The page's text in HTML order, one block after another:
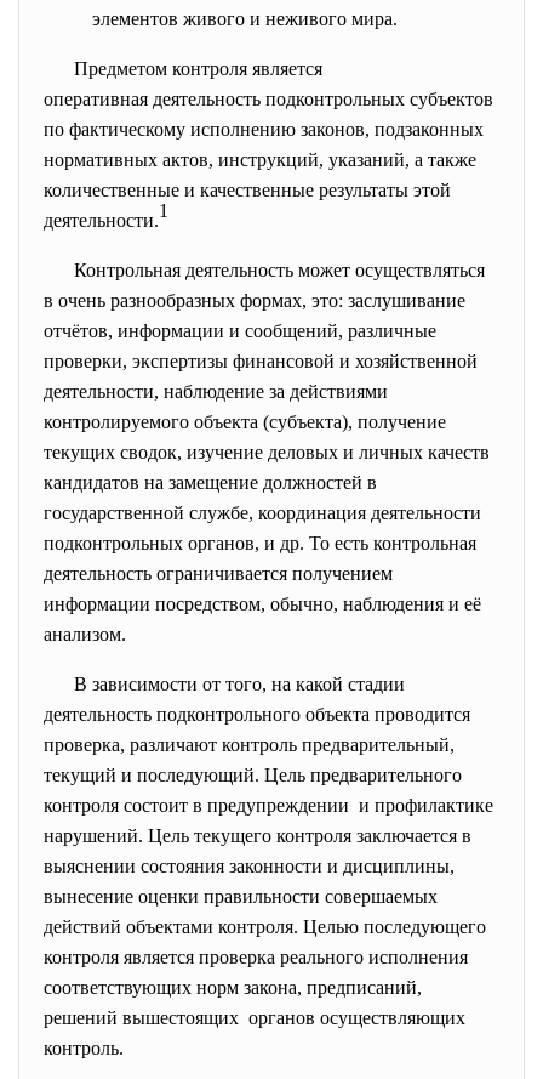
элементов живого и неживого мира.
Предметом контроля является
оперативная деятельность подконтрольных субъектов
по фактическому исполнению законов, подзаконных
нормативных актов, инструкций, указаний, а также
количественные и качественные результаты этой
деятельности.1
Контрольная деятельность может осуществляться
в очень разнообразных формах, это: заслушивание
отчётов, информации и сообщений, различные
проверки, экспертизы финансовой и хозяйственной
деятельности, наблюдение за действиями
контролируемого объекта (субъекта), получение
текущих сводок, изучение деловых и личных качеств
кандидатов на замещение должностей в
государственной службе, координация деятельности
подконтрольных органов, и др. То есть контрольная
деятельность ограничивается получением
информации посредством, обычно, наблюдения и её
анализом.
В зависимости от того, на какой стадии
деятельность подконтрольного объекта проводится
проверка, различают контроль предварительный,
текущий и последующий. Цель предварительного
контроля состоит в предупреждении и профилактике
нарушений. Цель текущего контроля заключается в
выяснении состояния законности и дисциплины,
вынесение оценки правильности совершаемых
действий объектами контроля. Целью последующего
контроля является проверка реального исполнения
соответствующих норм закона, предписаний,
решений вышестоящих органов осуществляющих
контроль.